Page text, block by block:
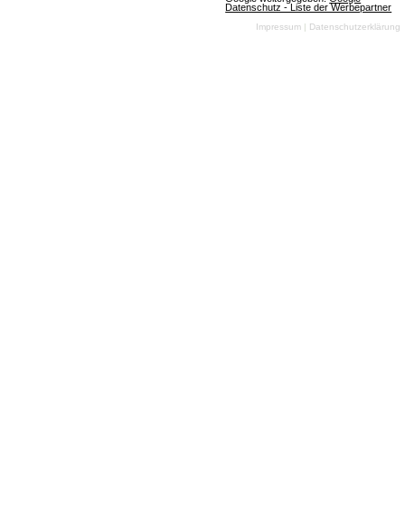
Datenbankeintrag erstellen
Datenschutz - Liste der Werbepartner
Impressum | Datenschutzerklärung